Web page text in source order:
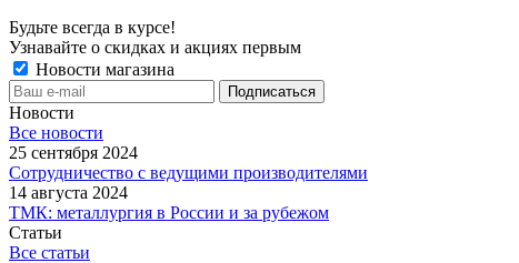
Будьте всегда в курсе!
Узнавайте о скидках и акциях первым
Новости магазина
Новости
Все новости
25 сентября 2024
Сотрудничество с ведущими производителями
14 августа 2024
ТМК: металлургия в России и за рубежом
Статьи
Все статьи